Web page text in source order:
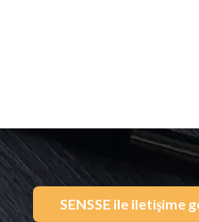
SENSSE ile iletişime